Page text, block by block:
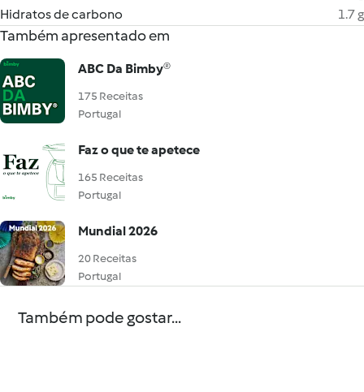
Hidratos de carbono
1.7 g
Também apresentado em
ABC Da Bimby®
175 Receitas
Portugal
Faz o que te apetece
165 Receitas
Portugal
Mundial 2026
20 Receitas
Portugal
Também pode gostar...